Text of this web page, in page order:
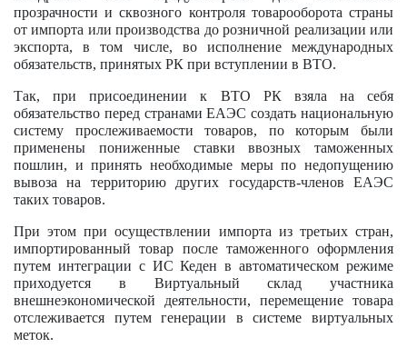
прозрачности и сквозного контроля товарооборота страны
от импорта или производства до розничной реализации или
экспорта, в том числе, во исполнение международных
обязательств, принятых РК при вступлении в ВТО.
Так, при присоединении к ВТО РК взяла на себя
обязательство перед странами ЕАЭС создать национальную
систему прослеживаемости товаров, по которым были
применены пониженные ставки ввозных таможенных
пошлин, и принять необходимые меры по недопущению
вывоза на территорию других государств-членов ЕАЭС
таких товаров.
При этом при осуществлении импорта из третьих стран,
импортированный товар после таможенного оформления
путем интеграции с ИС Кеден в автоматическом режиме
приходуется в Виртуальный склад участника
внешнеэкономической деятельности, перемещение товара
отслеживается путем генерации в системе виртуальных
меток.